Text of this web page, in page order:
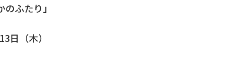
ふたり」
日（木）